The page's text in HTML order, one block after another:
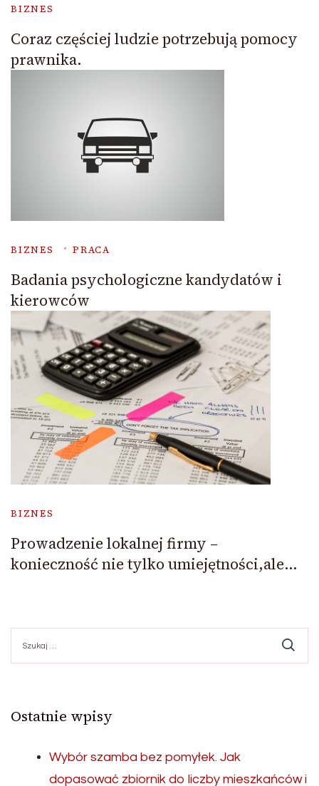
BIZNES
Coraz częściej ludzie potrzebują pomocy
prawnika.
BIZNES PRACA
Badania psychologiczne kandydatów i
kierowców
BIZNES
Prowadzenie lokalnej firmy –
konieczność nie tylko umiejętności,ale…
Ostatnie wpisy
Wybór szamba bez pomyłek. Jak
dopasować zbiornik do liczby mieszkańców i